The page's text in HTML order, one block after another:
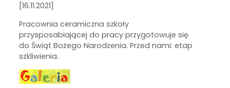
[16.11.2021]
Pracownia ceramiczna szkoły
przysposabiającej do pracy przygotowuje się
do Świąt Bożego Narodzenia. Przed nami: etap
szkliwienia.